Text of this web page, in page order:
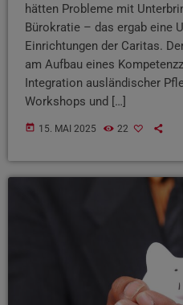
hätten Probleme mit
Bürokratie – das ergab eine
Einrichtungen der Caritas.
am Aufbau eines
Integration ausländischer
Workshops und […]
today 15. MAI 2025 22